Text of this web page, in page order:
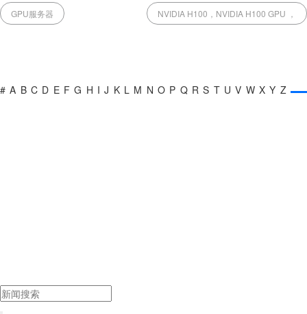
GPU服务器 NVIDIA H100，NVIDIA H100 GPU ，
# A B C D E F G H I J K L M N O P Q R S T U V W X Y Z